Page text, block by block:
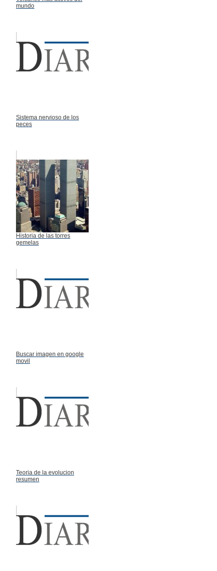
mundo
Sistema nervioso de los
peces
Historia de las torres
gemelas
Buscar imagen en google
movil
Teoria de la evolucion
resumen